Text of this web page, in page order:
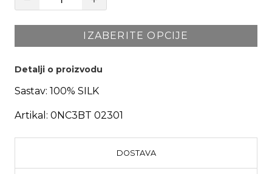
IZABERITE OPCIJE
Detalji o proizvodu
Sastav: 100% SILK
Artikal: 0NC3BT 02301
DOSTAVA